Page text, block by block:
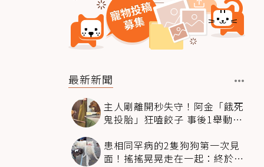
最新新聞
主人剛離開秒失守！阿金「餓死
鬼投胎」狂嗑餃子 事後1舉動反
患相同罕病的2隻狗狗第一次見
面！搖搖晃晃走在一起：終於找